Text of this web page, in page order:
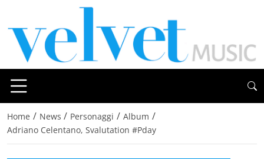
Home / News / Personaggi / Album /
Adriano Celentano, Svalutation #Pday